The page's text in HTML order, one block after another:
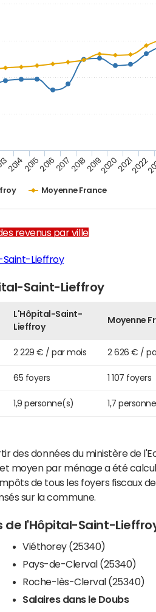
Moyenne France
201420152016201720182019202020212022
revenus par ville
Saint-Lieffroy
Saint-Lieffroy
L'Hôpital-Saint-
Lieffroy
Moyenne
2 229 € / par mois 2 626 € /
65 foyers 1 107 foyers
1,9 personne(s) 1,7
des données du ministère de
moyen par ménage a été
de tous les foyers fiscaux
sur la commune.
de l'Hôpital-Saint-
Viéthorey (25340)
Pays-de-Clerval (25340)
Roche-lès-Clerval (25340)
Salaires dans le Doubs